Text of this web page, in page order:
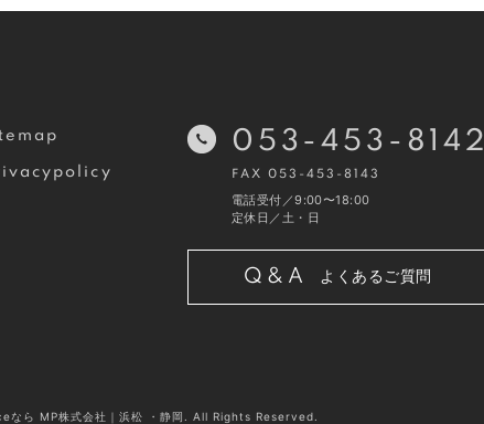
053-453-8142
FAX 053-453-8143
電話受付／9:00〜18:00
定休日／土・日
Q&A よくあるご質問
なら MP株式会社｜浜松 ・静岡. All Rights Reserved.